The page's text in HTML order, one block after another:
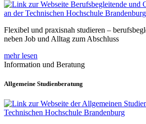
Flexibel und praxisnah studieren –
neben Job und Alltag zum Abschluss
mehr lesen
Information und Beratung
Allgemeine Studienberatung